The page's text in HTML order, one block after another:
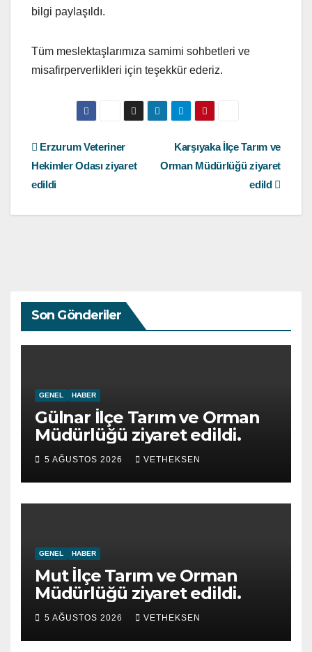
bilgi paylaşıldı.
Tüm meslektaşlarımıza samimi sohbetleri ve
misafirperverlikleri için teşekkür ederiz.
Yazı
gezinmesi
Karşıyaka İlçe Tarım ve
Orman Müdürlüğü ziyaret
edild
Erzurum Veteriner
Hekimler Odası ziyaret
edildi
Son Gönderiler
GENEL HABER
Gülnar İlçe Tarım ve Orman
Müdürlüğü ziyaret edildi.
5 AĞUSTOS 2026 VETHEKSEN
GENEL HABER
Mut İlçe Tarım ve Orman
Müdürlüğü ziyaret edildi.
5 AĞUSTOS 2026 VETHEKSEN